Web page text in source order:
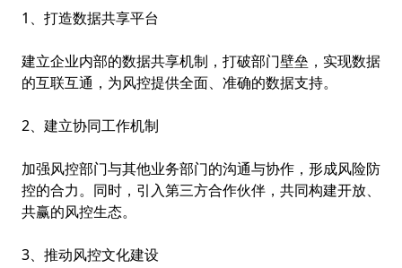
1、打造数据共享平台
建立企业内部的数据共享机制，打破部门壁垒，实现数据
的互联互通，为风控提供全面、准确的数据支持。
2、建立协同工作机制
加强风控部门与其他业务部门的沟通与协作，形成风险防
控的合力。同时，引入第三方合作伙伴，共同构建开放、
共赢的风控生态。
3、推动风控文化建设